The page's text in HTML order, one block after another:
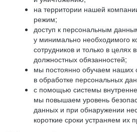
на территории нашей
режим;
доступ к персональным
у минимально необходимого
сотрудников и только в целях
должностных обязанностей;
мы постоянно обучаем наших
в обработке персональных
с помощью системы
мы повышаем уровень
данных и при обнаружении
короткие сроки устраняем их